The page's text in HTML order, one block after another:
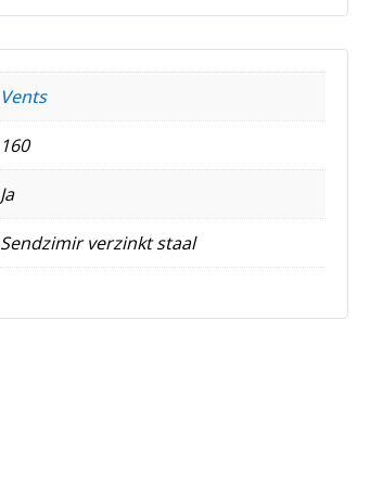
Vents
160
Ja
Sendzimir verzinkt staal